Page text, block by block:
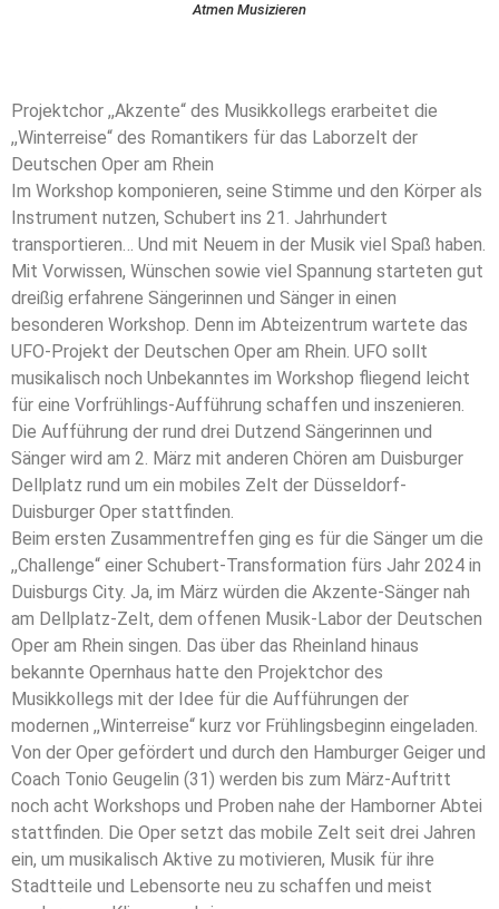
Atmen Musizieren
Projektchor ,,Akzente“ des Musikkollegs erarbeitet die
,,Winterreise“ des Romantikers für das Laborzelt der
Deutschen Oper am Rhein
Im Workshop komponieren, seine Stimme und den Körper als
Instrument nutzen, Schubert ins 21. Jahrhundert
transportieren… Und mit Neuem in der Musik viel Spaß haben.
Mit Vorwissen, Wünschen sowie viel Spannung starteten gut
dreißig erfahrene Sängerinnen und Sänger in einen
besonderen Workshop. Denn im Abteizentrum wartete das
UFO-Projekt der Deutschen Oper am Rhein. UFO sollt
musikalisch noch Unbekanntes im Workshop fliegend leicht
für eine Vorfrühlings-Aufführung schaffen und inszenieren.
Die Aufführung der rund drei Dutzend Sängerinnen und
Sänger wird am 2. März mit anderen Chören am Duisburger
Dellplatz rund um ein mobiles Zelt der Düsseldorf-
Duisburger Oper stattfinden.
Beim ersten Zusammentreffen ging es für die Sänger um die
,,Challenge“ einer Schubert-Transformation fürs Jahr 2024 in
Duisburgs City. Ja, im März würden die Akzente-Sänger nah
am Dellplatz-Zelt, dem offenen Musik-Labor der Deutschen
Oper am Rhein singen. Das über das Rheinland hinaus
bekannte Opernhaus hatte den Projektchor des
Musikkollegs mit der Idee für die Aufführungen der
modernen ,,Winterreise“ kurz vor Frühlingsbeginn eingeladen.
Von der Oper gefördert und durch den Hamburger Geiger und
Coach Tonio Geugelin (31) werden bis zum März-Auftritt
noch acht Workshops und Proben nahe der Hamborner Abtei
stattfinden. Die Oper setzt das mobile Zelt seit drei Jahren
ein, um musikalisch Aktive zu motivieren, Musik für ihre
Stadtteile und Lebensorte neu zu schaffen und meist